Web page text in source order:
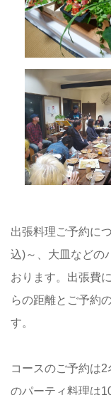
出張料理ご予約に
込)～、大皿などの
おります。出張費
らの距離とご予約
す。
コースのご予約は
のパーティ料理は